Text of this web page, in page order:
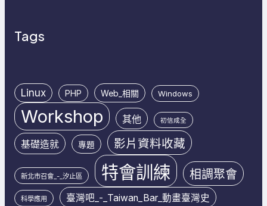
Tags
Linux PHP Web_相關 Windows
Workshop 其他 初信成全
基礎造就 專題 影片資料收藏
新北市召會_-_汐止區 特會訓練 相調聚會
科學應用 臺灣吧_-_Taiwan_Bar_動畫臺灣史